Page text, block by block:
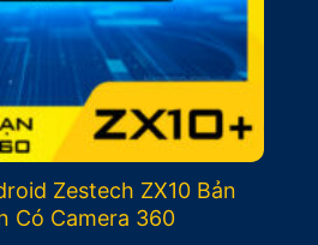
Zestech ZX10 Bản
Có Camera 360